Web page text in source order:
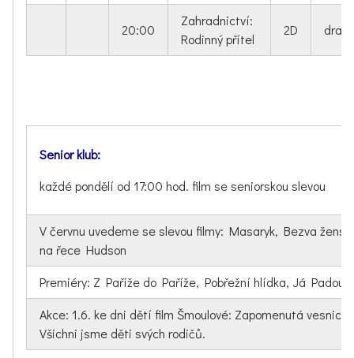
20:00
Zahradnictví:
Rodinný přítel
2D
Senior klub:
každé pondělí od 17:00 hod. film se seniorskou slevou
V červnu uvedeme se slevou filmy: Masaryk, Bezva
na řece Hudson
Premiéry: Z Paříže do Paříže, Pobřežní hlídka, Já
Akce: 1.6. ke dni dětí film Šmoulové: Zapomenutá
Všichni jsme děti svých rodičů.